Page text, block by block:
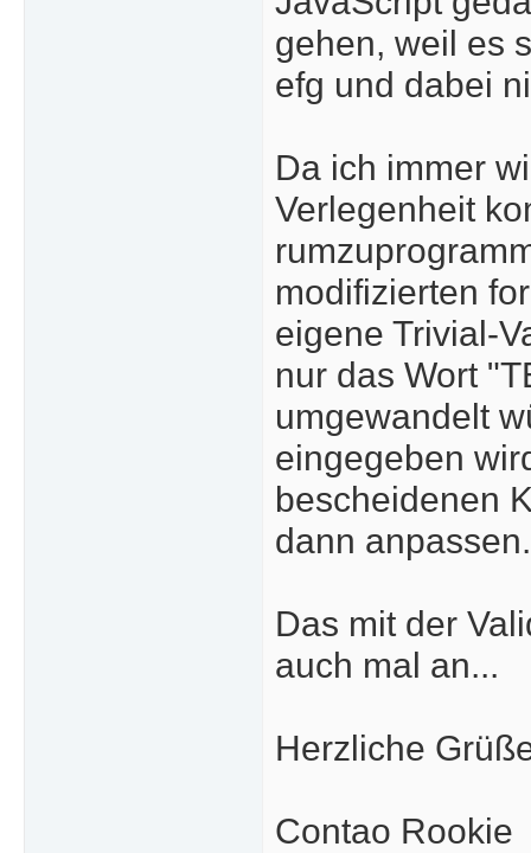
gehen, weil es
efg und dabei
Da ich immer
Verlegenheit
modifizierten
eigene Trivial-
nur das Wort
umgewandelt
eingegeben
bescheidenen
dann
Das mit der
auch mal an...
Herzliche
Contao Rookie